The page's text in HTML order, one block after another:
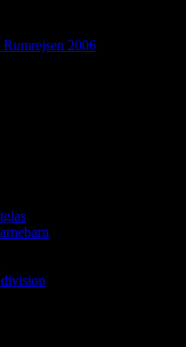
2006